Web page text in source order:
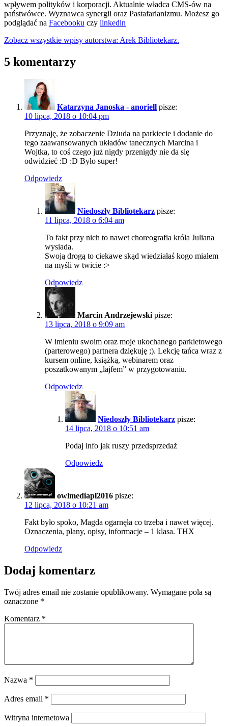
wpływem polityków i korporacji. Aktualnie władca CMS-ów na
państwówce. Wyznawca synergii oraz Pastafarianizmu. Możesz go
podglądać na Facebooku czy linkedin
Zobacz wszystkie wpisy autorstwa: Arek Bibliotekarz.
5 komentarzy
Katarzyna Janoska - anoriell pisze:
10 lipca, 2018 o 10:04 pm
Przyznaję, że zobaczenie Dziuda na parkiecie i dodanie do
tego zaawansowanych układów tanecznych Marcina i
Wojtka, to coś czego już nigdy przenigdy nie da się
odwidzieć :D :D Było super!
Odpowiedz
Niedoszły Bibliotekarz pisze:
11 lipca, 2018 o 6:04 am
To fakt przy nich to nawet choreografia króla Juliana
wysiada.
Swoją drogą to ciekawe skąd wiedziałaś kogo miałem
na myśli w twicie :>
Odpowiedz
Marcin Andrzejewski pisze:
13 lipca, 2018 o 9:09 am
W imieniu swoim oraz moje ukochanego parkietowego
(parterowego) partnera dziękuję ;). Lekcję tańca wraz z
kursem online, książką, webinarem oraz
poszatkowanym „lajfem” w przygotowaniu.
Odpowiedz
Niedoszły Bibliotekarz pisze:
14 lipca, 2018 o 10:51 am
Podaj info jak ruszy przedsprzedaż
Odpowiedz
owlmediapl2016 pisze:
12 lipca, 2018 o 10:21 am
Fakt było spoko, Magda ogarnęła co trzeba i nawet więcej.
Oznaczenia, plany, opisy, informacje – 1 klasa. THX
Odpowiedz
Dodaj komentarz
Twój adres email nie zostanie opublikowany. Wymagane pola są
oznaczone *
Komentarz *
Nazwa *
Adres email *
Witryna internetowa